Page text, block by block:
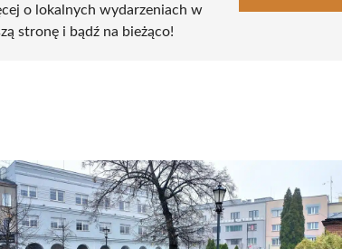
o lokalnych wydarzeniach w
stronę i bądź na bieżąco!